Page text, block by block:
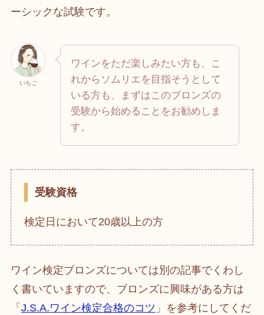
ーシックな試験です。
いちご
ワインをただ楽しみたい方も、こ
れからソムリエを目指そうとして
いる方も、まずはこのブロンズの
受験から始めることをお勧めしま
す。
受験資格
検定日において20歳以上の方
ワイン検定ブロンズについては別の記事でくわし
く書いていますので、ブロンズに興味がある方は
「 J.S.A.ワイン検定合格のコツ 」を参考にしてくだ